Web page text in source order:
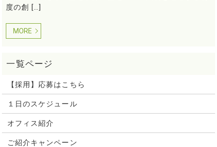
度の創 […]
MORE
【採用】応募はこちら
１日のスケジュール
オフィス紹介
ご紹介キャンペーン